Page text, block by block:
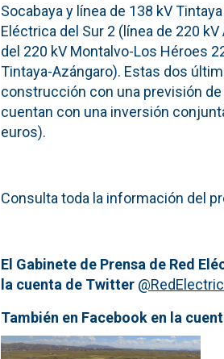
Socabaya y línea de 138 kV
Eléctrica del Sur 2 (línea de 220
del 220 kV Montalvo-Los Héroes
Tintaya-Azángaro). Estas dos
construcción con una previsión
cuentan con una inversión
euros).
Consulta toda la información del
El Gabinete de Prensa de Red
la cuenta de Twitter
También en Facebook en la